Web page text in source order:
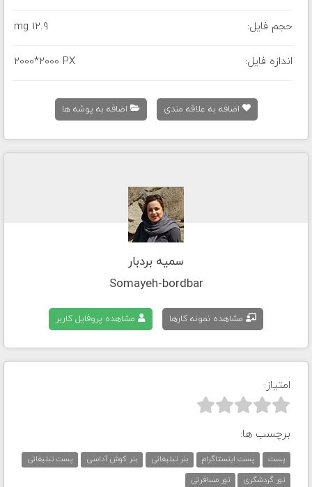
حجم فایل: 12.9 mg
اندازه فایل: 2000*2000 PX
اضافه به علاقه مندی اضافه به پوشه ها
سمیه بردبار
Somayeh-bordbar
مشاهده نمونه کارها مشاهده پروفایل کاربر
امتیاز:



برچسب ها:
پست پست اینستاگرام بنر تبلیغاتی بنر کوش آداسی
پست تبلیغاتی
تور گردشگری
تور مسافرتی